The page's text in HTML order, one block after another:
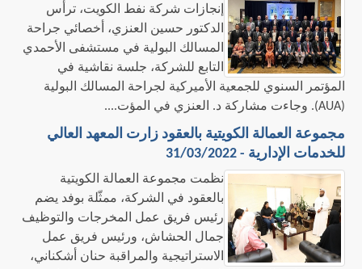
إنجازات شركة نفط الكويت، ترأس
الدكتور حسين العنزي، أخصائي جراحة
المسالك البولية في مستشفى الأحمدي
التابع للشركة، جلسة نقاشية في
المؤتمر السنوي للجمعية الأميركية لجراحة المسالك البولية
(AUA). وجاءت مشاركة د. العنزي في المؤت....
مجموعة العمالة الكويتية بالعقود زارت المعهد العالي
للخدمات الإدارية - 31/03/2022
نظمت مجموعة العمالة الكويتية
بالعقود في الشركة، ممثّلة بوفد يضم
رئيس فريق عمل المخرجات والتوظيف
جمال الحشاش، ورئيس فريق عمل
الاستراتيجية والمراقبة حنان أشكناني،